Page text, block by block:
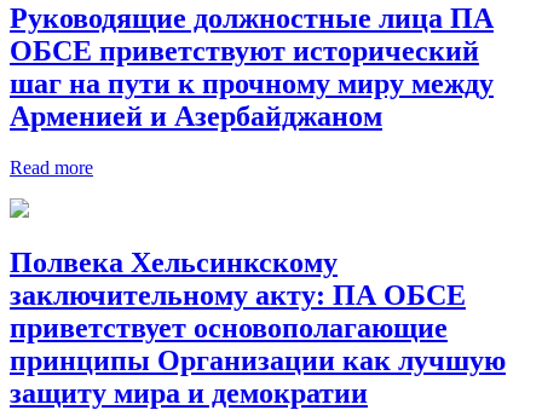
Руководящие должностные лица ПА
ОБСЕ приветствуют исторический
шаг на пути к прочному миру между
Арменией и Азербайджаном
Read more
Полвека Хельсинкскому
заключительному акту: ПА ОБСЕ
приветствует основополагающие
принципы Организации как лучшую
защиту мира и демократии